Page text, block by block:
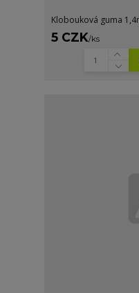
Klobouková guma
5 CZK/ks